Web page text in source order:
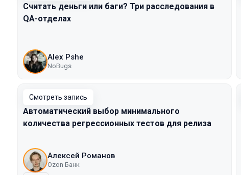
Считать деньги или баги? Три расследования в
QA-отделах
Alex Pshe
NoBugs
Смотреть запись
Автоматический выбор минимального
количества регрессионных тестов для релиза
Алексей Романов
Ozon Банк